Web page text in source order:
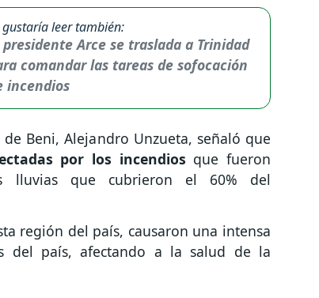
gustaría leer también:
presidente Arce se traslada a Trinidad
comandar las tareas de sofocación
incendios
Beni, Alejandro Unzueta, señaló que
por los incendios que fueron
lluvias que cubrieron el 60% del
región del país, causaron una intensa
del país, afectando a la salud de la